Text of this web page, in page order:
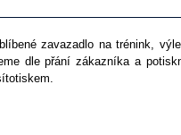
zavazadlo na trénink,
dle přání zákazníka a